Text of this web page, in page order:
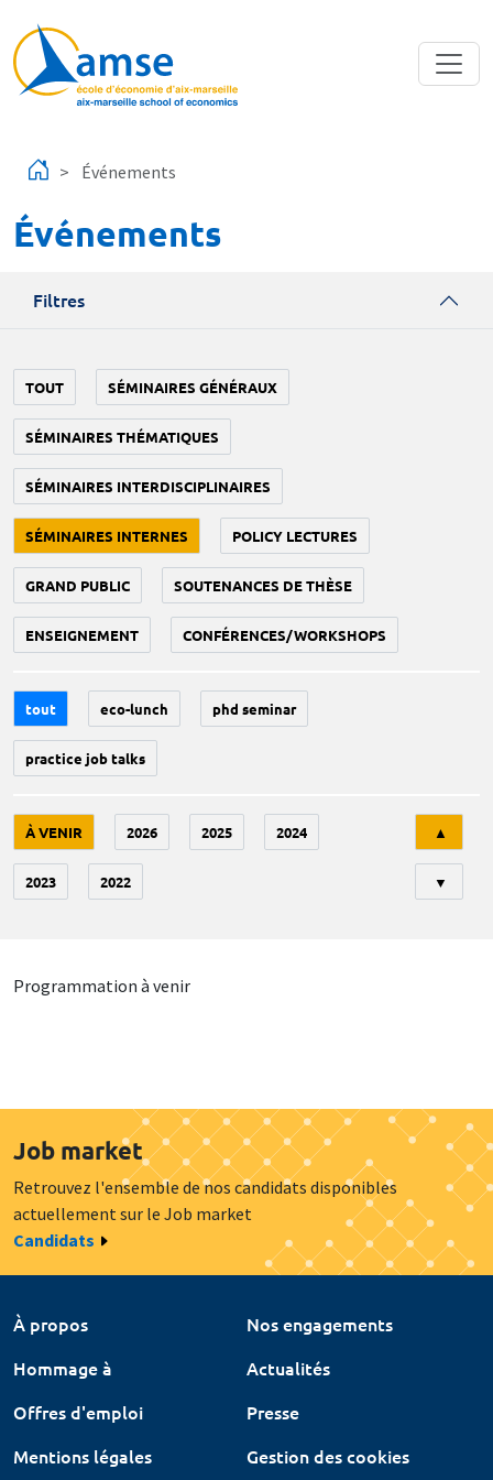
Événements
Événements
Filtres
TOUT SÉMINAIRES GÉNÉRAUX
SÉMINAIRES THÉMATIQUES
SÉMINAIRES INTERDISCIPLINAIRES
SÉMINAIRES INTERNES POLICY LECTURES
GRAND PUBLIC SOUTENANCES DE THÈSE
ENSEIGNEMENT CONFÉRENCES/WORKSHOPS
tout eco-lunch phd seminar
practice job talks
À VENIR 2026 2025 2024
2023 2022
▲
▼
Programmation à venir
Job market
Retrouvez l'ensemble de nos candidats disponibles
actuellement sur le Job market
Candidats
À propos
Nos engagements
Hommage à
Actualités
Offres d'emploi
Presse
Mentions légales
Gestion des cookies